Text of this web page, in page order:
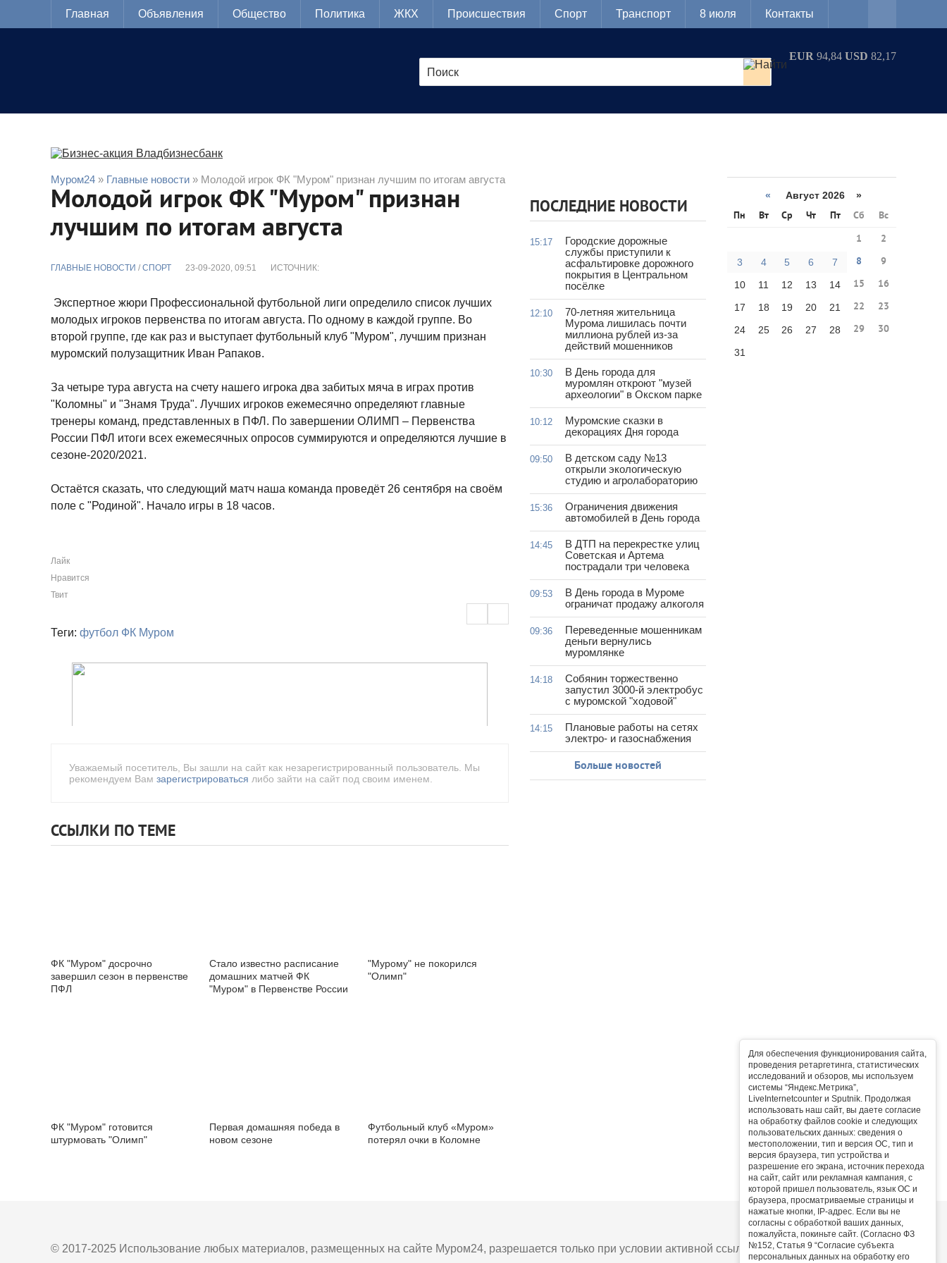
Для обеспечения функционирования сайта,
проведения ретаргетинга, статистических
исследований и обзоров, мы используем
системы “Яндекс.Метрика”,
LiveInternetcounter и Sputnik. Продолжая
использовать наш сайт, вы даете согласие
на обработку файлов cookie и следующих
пользовательских данных: сведения о
местоположении, тип и версия ОС, тип и
версия браузера, тип устройства и
разрешение его экрана, источник перехода
на сайт, сайт или рекламная кампания, с
которой пришел пользователь, язык ОС и
браузера, просматриваемые страницы и
нажатые кнопки, IP-адрес. Если вы не
согласны с обработкой ваших данных,
пожалуйста, покиньте сайт. (Согласно ФЗ
№152, Статья 9 “Согласие субъекта
персональных данных на обработку его
Главная Объявления Общество Политика ЖКХ Происшествия Спорт Транспорт 8 июля Контакты
EUR 94,84 USD 82,17
Муром24 » Главные новости » Молодой игрок ФК "Муром" признан лучшим по итогам августа
Молодой игрок ФК "Муром" признан
лучшим по итогам августа
ГЛАВНЫЕ НОВОСТИ / CПОРТ 23-09-2020, 09:51 ИСТОЧНИК:
Экспертное жюри Профессиональной футбольной лиги определило список лучших
молодых игроков первенства по итогам августа. По одному в каждой группе. Во
второй группе, где как раз и выступает футбольный клуб "Муром", лучшим признан
муромский полузащитник Иван Рапаков.
За четыре тура августа на счету нашего игрока два забитых мяча в играх против
"Коломны" и "Знамя Труда". Лучших игроков ежемесячно определяют главные
тренеры команд, представленных в ПФЛ. По завершении ОЛИМП – Первенства
России ПФЛ итоги всех ежемесячных опросов суммируются и определяются лучшие в
сезоне-2020/2021.
Остаётся сказать, что следующий матч наша команда проведёт 26 сентября на своём
поле с "Родиной". Начало игры в 18 часов.
Лайк
Нравится
Твит
Теги: футбол ФК Муром
Уважаемый посетитель, Вы зашли на сайт как незарегистрированный пользователь. Мы
рекомендуем Вам зарегистрироваться либо зайти на сайт под своим именем.
ССЫЛКИ ПО ТЕМЕ
ФК "Муром" досрочно
завершил сезон в первенстве
ПФЛ
Стало известно расписание
домашних матчей ФК
"Муром" в Первенстве России
"Мурому" не покорился
"Олимп"
ФК "Муром" готовится
штурмовать "Олимп"
Первая домашняя победа в
новом сезоне
Футбольный клуб «Муром»
потерял очки в Коломне
ПОСЛЕДНИЕ НОВОСТИ
15:17
Городские дорожные
службы приступили к
асфальтировке дорожного
покрытия в Центральном
посёлке
12:10
70-летняя жительница
Мурома лишилась почти
миллиона рублей из-за
действий мошенников
10:30
В День города для
муромлян откроют "музей
археологии" в Окском парке
10:12
Муромские сказки в
декорациях Дня города
09:50
В детском саду №13
открыли экологическую
студию и агролабораторию
15:36
Ограничения движения
автомобилей в День города
14:45
В ДТП на перекрестке улиц
Советская и Артема
пострадали три человека
09:53
В День города в Муроме
ограничат продажу алкоголя
09:36
Переведенные мошенникам
деньги вернулись
муромлянке
14:18
Собянин торжественно
запустил 3000-й электробус
с муромской "ходовой"
14:15
Плановые работы на сетях
электро- и газоснабжения
Больше новостей
« Август 2026 »
Пн Вт Ср Чт Пт Сб
Вс
1
2
3 4 5 6 7 8 9
10 11 12 13 14 15 16
17 18 19 20 21 22 23
24 25 26 27 28 29 30
31
© 2017-2025 Использование любых материалов, размещенных на сайте Муром24, разрешается только при условии активной ссылки на сайт.